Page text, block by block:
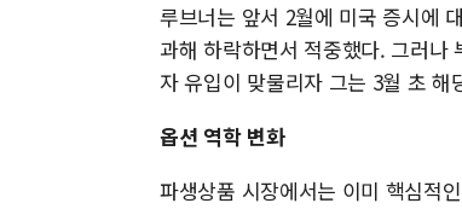
루브너는 앞서 2월에 미국 증시에
과해 하락하면서 적중했다. 그러나
자 유입이 맞물리자 그는 3월 초 해
옵션 역학 변화
파생상품 시장에서는 이미 핵심적